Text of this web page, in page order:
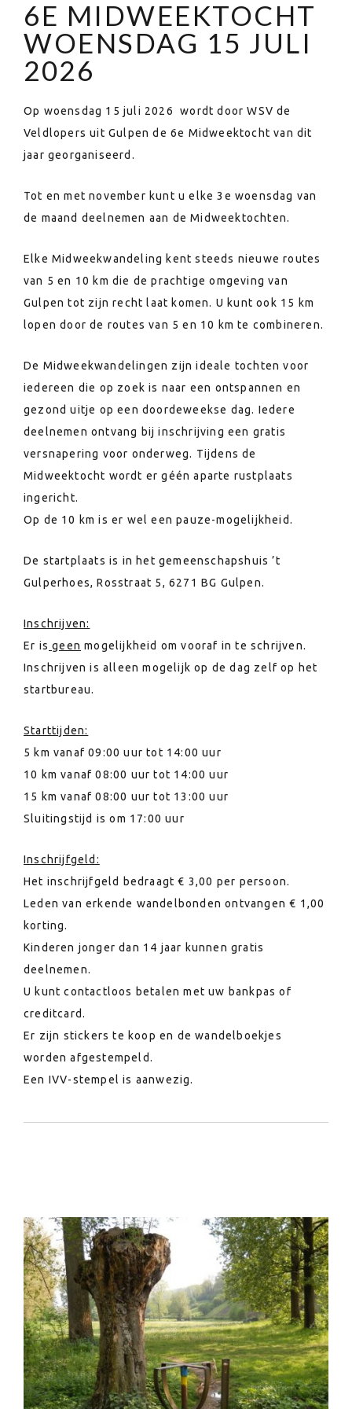
6E MIDWEEKTOCHT
WOENSDAG 15 JULI
2026
Op woensdag 15 juli 2026 wordt door WSV de
Veldlopers uit Gulpen de 6e Midweektocht van dit
jaar georganiseerd.
Tot en met november kunt u elke 3e woensdag van
de maand deelnemen aan de Midweektochten.
Elke Midweekwandeling kent steeds nieuwe routes
van 5 en 10 km die de prachtige omgeving van
Gulpen tot zijn recht laat komen. U kunt ook 15 km
lopen door de routes van 5 en 10 km te combineren.
De Midweekwandelingen zijn ideale tochten voor
iedereen die op zoek is naar een ontspannen en
gezond uitje op een doordeweekse dag. Iedere
deelnemen ontvang bij inschrijving een gratis
versnapering voor onderweg. Tijdens de
Midweektocht wordt er géén aparte rustplaats
ingericht.
Op de 10 km is er wel een pauze-mogelijkheid.
De startplaats is in het gemeenschapshuis ’t
Gulperhoes, Rosstraat 5, 6271 BG Gulpen.
Inschrijven:
Er is geen mogelijkheid om vooraf in te schrijven.
Inschrijven is alleen mogelijk op de dag zelf op het
startbureau.
Starttijden:
5 km vanaf 09:00 uur tot 14:00 uur
10 km vanaf 08:00 uur tot 14:00 uur
15 km vanaf 08:00 uur tot 13:00 uur
Sluitingstijd is om 17:00 uur
Inschrijfgeld:
Het inschrijfgeld bedraagt € 3,00 per persoon.
Leden van erkende wandelbonden ontvangen € 1,00
korting.
Kinderen jonger dan 14 jaar kunnen gratis
deelnemen.
U kunt contactloos betalen met uw bankpas of
creditcard.
Er zijn stickers te koop en de wandelboekjes
worden afgestempeld.
Een IVV-stempel is aanwezig.